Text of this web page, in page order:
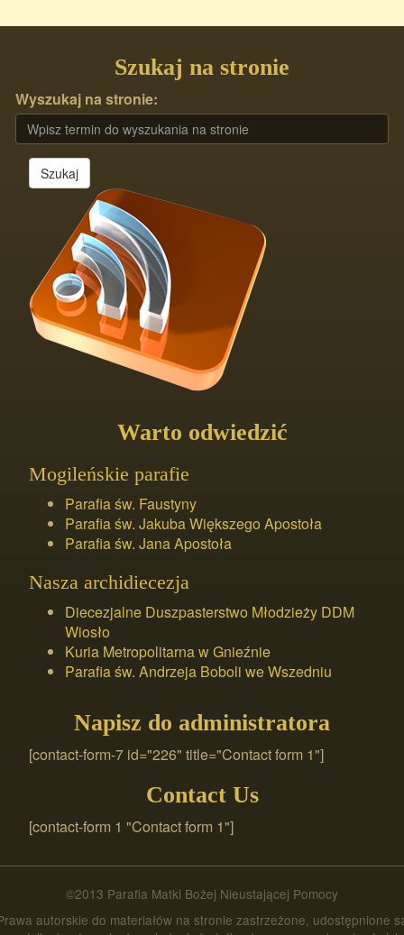
Szukaj na stronie
Wyszukaj na stronie:
Szukaj
Warto odwiedzić
Mogileńskie parafie
Parafia św. Faustyny
Parafia św. Jakuba Większego Apostoła
Parafia św. Jana Apostoła
Nasza archidiecezja
Diecezjalne Duszpasterstwo Młodzieży DDM
Wiosło
Kuria Metropolitarna w Gnieźnie
Parafia św. Andrzeja Boboli we Wszedniu
Napisz do administratora
[contact-form-7 id="226" title="Contact form 1"]
Contact Us
[contact-form 1 "Contact form 1"]
©2013 Parafia Matki Bożej Nieustającej Pomocy
autorskie do materiałów na stronie zastrzeżone, udostępnione